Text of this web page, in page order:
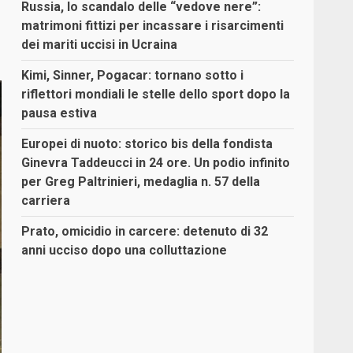
Russia, lo scandalo delle “vedove nere”:
matrimoni fittizi per incassare i risarcimenti
dei mariti uccisi in Ucraina
Kimi, Sinner, Pogacar: tornano sotto i
riflettori mondiali le stelle dello sport dopo la
pausa estiva
Europei di nuoto: storico bis della fondista
Ginevra Taddeucci in 24 ore. Un podio infinito
per Greg Paltrinieri, medaglia n. 57 della
carriera
Prato, omicidio in carcere: detenuto di 32
anni ucciso dopo una colluttazione